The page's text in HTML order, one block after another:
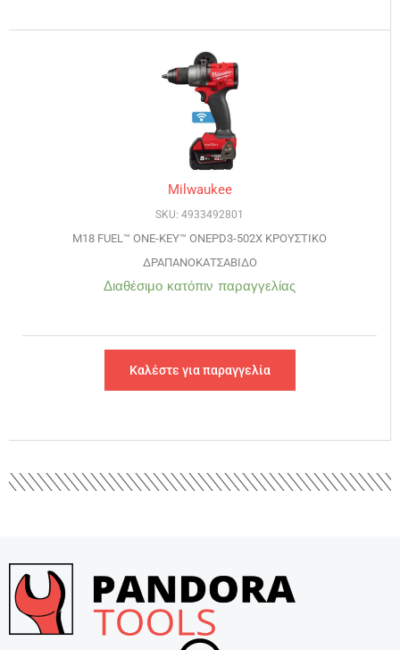
Milwaukee
SKU: 4933492801
M18 FUEL™ ONE-KEY™ ONEPD3-502X ΚΡΟΥΣΤΙΚΟ
ΔΡΑΠΑΝΟΚΑΤΣΑΒΙΔΟ
Διαθέσιμο κατόπιν παραγγελίας
Καλέστε για παραγγελία